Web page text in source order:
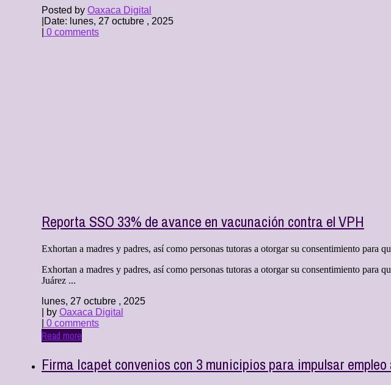
Posted by Oaxaca Digital
Date: lunes, 27 octubre , 2025
0 comments
Reporta SSO 33% de avance en vacunación contra el VPH
Exhortan a madres y padres, así como personas tutoras a otorgar su consentimiento para
Exhortan a madres y padres, así como personas tutoras a otorgar su consentimiento para
Juárez ...
lunes, 27 octubre , 2025
| by Oaxaca Digital
0 comments
Read more
Firma Icapet convenios con 3 municipios para impulsar